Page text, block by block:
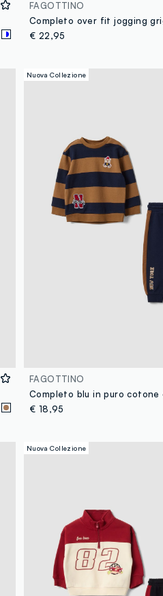
FAGOTTINO
€ 22,95
Nuova Collezione
FAGOTTINO
€ 18,95
Nuova Collezione